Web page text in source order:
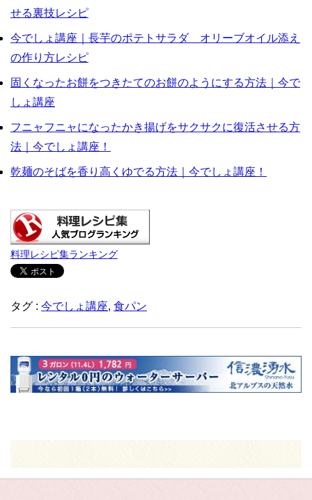
せる裏技レシピ
今でしょ講座｜長芋のポテトサラダ オリーブオイル添え
の作り方レシピ
固くなったお餅をつきたてのお餅のようにする方法｜今で
しょ講座
フニャフニャになったかき揚げをサクサクに復活させる方
法｜今でしょ講座！
乾麺のそばを香り高くゆでる方法｜今でしょ講座！
料理レシピ集ランキング
タグ : 今でしょ講座, 食パン